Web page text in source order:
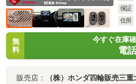
保証
住所
無
料
今すぐ在庫
電
販売店： （株）ホンダ四輪販売三重北 ホ